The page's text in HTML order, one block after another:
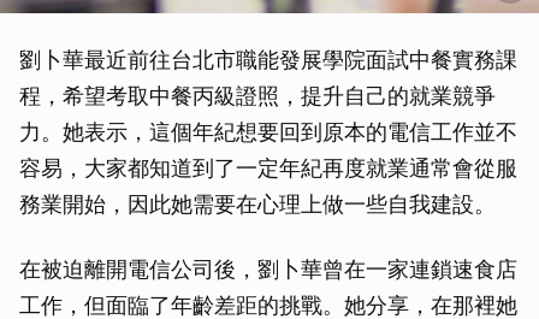
劉卜華最近前往台北市職能發展學院面試中餐實務課
程，希望考取中餐丙級證照，提升自己的就業競爭
力。她表示，這個年紀想要回到原本的電信工作並不
容易，大家都知道到了一定年紀再度就業通常會從服
務業開始，因此她需要在心理上做一些自我建設。
在被迫離開電信公司後，劉卜華曾在一家連鎖速食店
工作，但面臨了年齡差距的挑戰。她分享，在那裡她